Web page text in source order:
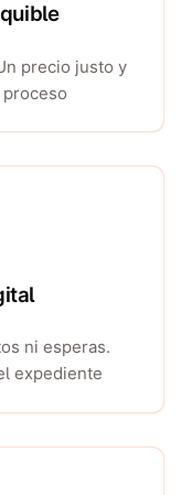
precio justo y
ni esperas.
expediente